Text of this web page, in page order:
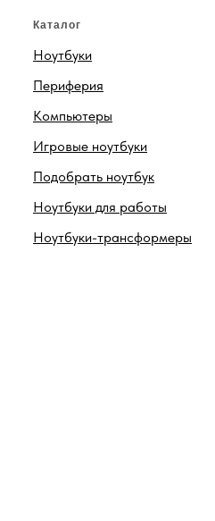
Каталог
Ноутбуки
Периферия
Компьютеры
Игровые ноутбуки
Подобрать ноутбук
Ноутбуки для работы
Ноутбуки-трансформеры